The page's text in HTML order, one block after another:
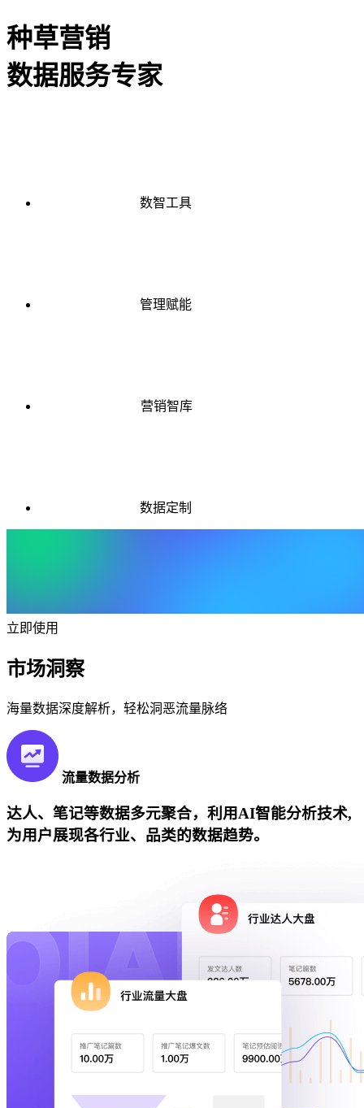
种草营销
数据服务专家
数智工具
管理赋能
营销智库
数据定制
立即使用
市场洞察
海量数据深度解析，轻松洞恶流量脉络
流量数据分析
达人、笔记等数据多元聚合，利用AI智能分析技术,
为用户展现各行业、品类的数据趋势。